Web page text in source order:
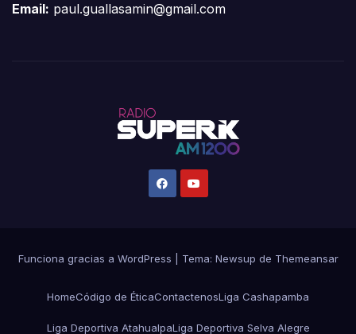
Email: paul.guallasamin@gmail.com
Funciona gracias a WordPress Tema: Newsup de Themeansar
HomeCódigo de ÉticaContactenosLiga Cashapamba
Liga Deportiva AtahualpaLiga Deportiva Selva Alegre